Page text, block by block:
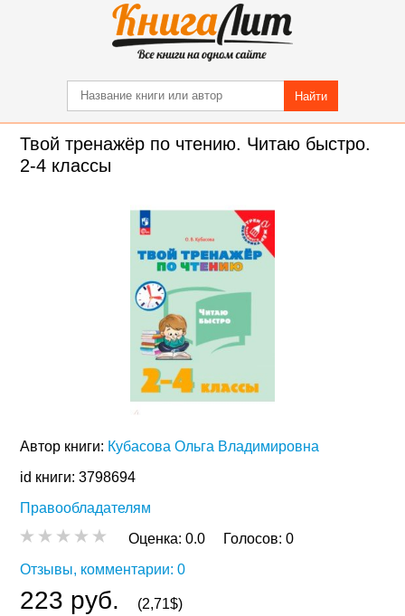
Найти
Твой тренажёр по чтению. Читаю быстро.
2-4 классы
Автор книги: Кубасова Ольга Владимировна
id книги: 3798694
Правообладателям
Оценка:0.0 Голосов:0
Отзывы, комментарии: 0
223 руб.
(2,71$)